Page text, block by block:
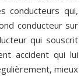
conducteurs qui,
conducteur sur
qui souscrit
accident qui lui
mieux